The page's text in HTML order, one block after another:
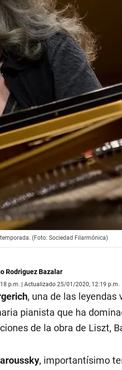
(Foto: Sociedad Filarmónica)
Rodriguez Bazalar
p.m. | Actualizado 25/01/2020, 12:19 p.m.
, una de las
pianista que ha
de la obra de Liszt,
, importantísimo